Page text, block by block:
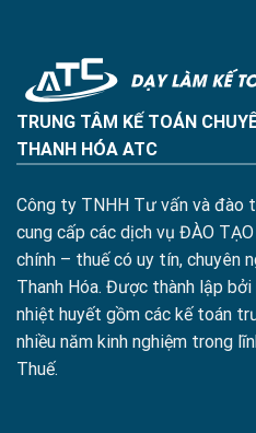
TRUNG TÂM KẾ TOÁN
THANH HÓA ATC
Công ty TNHH Tư vấn và đào
cung cấp các dịch vụ ĐÀO
chính – thuế có uy tín, chuyên
Thanh Hóa. Được thành lập
nhiệt huyết gồm các kế toán
nhiều năm kinh nghiệm trong
Thuế.